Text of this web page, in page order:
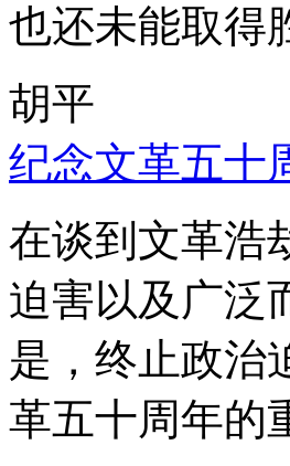
也还未能取得
胡平
纪念文革五十
在谈到文革浩
迫害以及广泛
是，终止政治
革五十周年的